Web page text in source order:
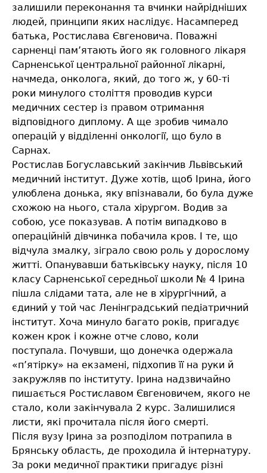
залишили переконання та вчинки найрідніших
людей, принципи яких наслідує. Насамперед
батька, Ростислава Євгеновича. Поважні
сарненці пам’ятають його як головного лікаря
Сарненської центральної районної лікарні,
начмеда, онколога, який, до того ж, у 60-ті
роки минулого століття проводив курси
медичних сестер із правом отримання
відповідного диплому. А ще зробив чимало
операцій у відділенні онкології, що було в
Сарнах.
Ростислав Богуславський закінчив Львівський
медичний інститут. Дуже хотів, щоб Ірина, його
улюблена донька, яку впізнавали, бо була дуже
схожою на нього, стала хірургом. Водив за
собою, усе показував. А потім випадково в
операційній дівчинка побачила кров. І те, що
відчула змалку, зіграло свою роль у дорослому
житті. Опанувавши батьківську науку, після 10
класу Сарненської середньої школи № 4 Ірина
пішла слідами тата, але не в хірургічний, а
єдиний у той час Ленінградський педіатричний
інститут. Хоча минуло багато років, пригадує
кожен крок і кожне отче слово, коли
поступала. Почувши, що донечка одержала
«п’ятірку» на екзамені, підхопив її на руки й
закружляв по інституту. Ірина надзвичайно
пишається Ростиславом Євгеновичем, якого не
стало, коли закінчувала 2 курс. Залишилися
листи, які прочитала після його смерті.
Після вузу Ірина за розподілом потрапила в
Брянську область, де проходила й інтернатуру.
За роки медичної практики пригадує різні